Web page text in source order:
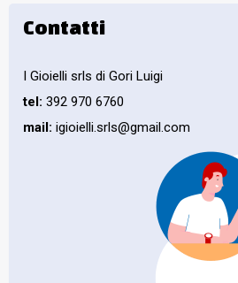
Contatti
I Gioielli srls di Gori Luigi
tel: 392 970 6760
mail: igioielli.srls@gmail.com